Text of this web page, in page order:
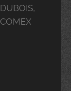
DUBOIS,
COMEX